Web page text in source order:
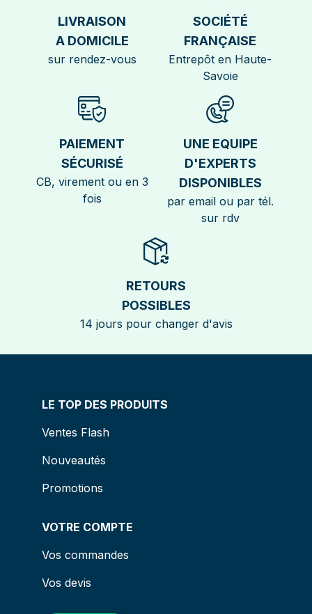
LIVRAISON
A DOMICILE
sur rendez-vous
SOCIÉTÉ
FRANÇAISE
Entrepôt en Haute-
Savoie
PAIEMENT
SÉCURISÉ
CB, virement ou en 3
fois
UNE EQUIPE
D'EXPERTS
DISPONIBLES
par email ou par tél.
sur rdv
RETOURS
POSSIBLES
14 jours pour changer d'avis
LE TOP DES PRODUITS
Ventes Flash
Nouveautés
Promotions
VOTRE COMPTE
Vos commandes
Vos devis